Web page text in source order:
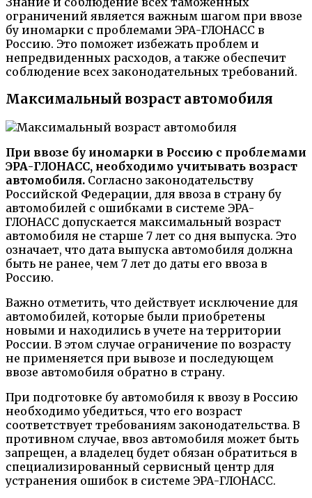
ограничений является важным шагом при ввозе
бу иномарки с проблемами ЭРА-ГЛОНАСС в
Россию. Это поможет избежать проблем и
непредвиденных расходов, а также обеспечит
соблюдение всех законодательных требований.
Максимальный возраст автомобиля
При ввозе бу иномарки в Россию с проблемами
ЭРА-ГЛОНАСС, необходимо учитывать возраст
автомобиля. Согласно законодательству
Российской Федерации, для ввоза в страну бу
автомобилей с ошибками в системе ЭРА-
ГЛОНАСС допускается максимальный возраст
автомобиля не старше 7 лет со дня выпуска. Это
означает, что дата выпуска автомобиля должна
быть не ранее, чем 7 лет до даты его ввоза в
Россию.
Важно отметить, что действует исключение для
автомобилей, которые были приобретены
новыми и находились в учете на территории
России. В этом случае ограничение по возрасту
не применяется при вывозе и последующем
ввозе автомобиля обратно в страну.
При подготовке бу автомобиля к ввозу в Россию
необходимо убедиться, что его возраст
соответствует требованиям законодательства. В
противном случае, ввоз автомобиля может быть
запрещен, а владелец будет обязан обратиться в
специализированный сервисный центр для
устранения ошибок в системе ЭРА-ГЛОНАСС.